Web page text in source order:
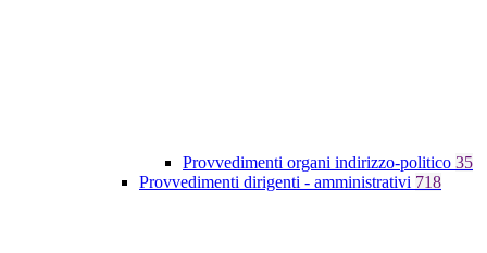
Provvedimenti organi indirizzo-politico 35
Provvedimenti dirigenti - amministrativi 718